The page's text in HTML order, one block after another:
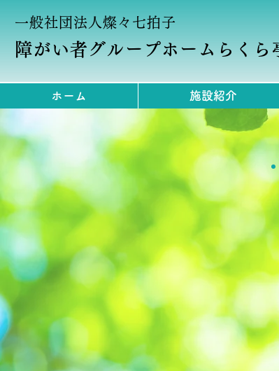
一般社団法人燦々七拍子
障がい者グループホームらくら
ホーム 施設紹介